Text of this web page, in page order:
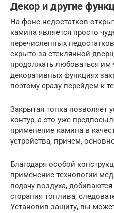
Декор и другие
На фоне недостатков
камина является просто
перечисленных
скрыто за стеклянной
продолжать любоваться им
декоративных функциях
поэтому сразу перейдем к
Закрытая топка позволяет
контур, а это уже
применение камина в
устройства, причем,
Благодаря особой
применение технологии
подачу воздуха,
сгорания топлива,
Установив защиту, вы